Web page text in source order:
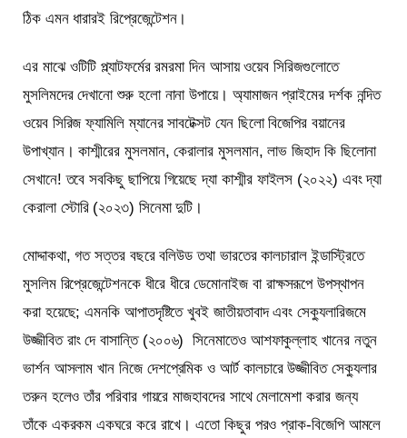
ঠিক এমন ধারারই রিপ্রেজেন্টেশন।
এর মাঝে ওটিটি প্ল্যাটফর্মের রমরমা দিন আসায় ওয়েব সিরিজগুলোতে
মুসলিমদের দেখানো শুরু হলো নানা উপায়ে। অ্যামাজন প্রাইমের দর্শক নন্দিত
ওয়েব সিরিজ ফ্যামিলি ম্যানের সাবটেক্সট যেন ছিলো বিজেপির বয়ানের
উপাখ্যান। কাশ্মীরের মুসলমান, কেরালার মুসলমান, লাভ জিহাদ কি ছিলোনা
সেখানে! তবে সবকিছু ছাপিয়ে গিয়েছে দ্যা কাশ্মীর ফাইলস (২০২২) এবং দ্যা
কেরালা স্টোরি (২০২৩) সিনেমা দুটি।
মোদ্দাকথা, গত সত্তর বছরে বলিউড তথা ভারতের কালচারাল ইন্ডাস্ট্রিতে
মুসলিম রিপ্রেজেন্টেশনকে ধীরে ধীরে ডেমোনাইজ বা রাক্ষসরূপে উপস্থাপন
করা হয়েছে; এমনকি আপাতদৃষ্টিতে খুবই জাতীয়তাবাদ এবং সেক্যুলারিজমে
উজ্জীবিত রাং দে বাসান্তি (২০০৬) সিনেমাতেও আশফাকুল্লাহ খানের নতুন
ভার্শন আসলাম খান নিজে দেশপ্রেমিক ও আর্ট কালচারে উজ্জীবিত সেক্যুলার
তরুন হলেও তাঁর পরিবার গায়রে মাজহাবদের সাথে মেলামেশা করার জন্য
তাঁকে একরকম একঘরে করে রাখে। এতো কিছুর পরও প্রাক-বিজেপি আমলে